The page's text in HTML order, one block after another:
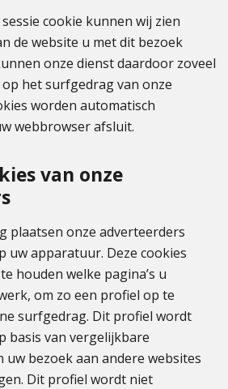
cookie kunnen wij zien
de website u met dit bezoek
onze dienst daardoor zoveel
het surfgedrag van onze
worden automatisch
webbrowser afsluit.
van onze
plaatsen onze adverteerders
uw apparatuur. Deze cookies
houden welke pagina’s u
om zo een profiel op te
surfgedrag. Dit profiel wordt
basis van vergelijkbare
uw bezoek aan andere websites
Dit profiel wordt niet